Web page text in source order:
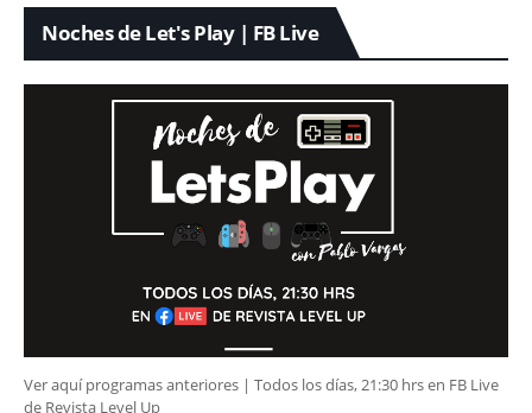
Noches de Let's Play | FB Live
Ver aquí programas anteriores | Todos los días, 21:30 hrs en FB Live
de Revista Level Up